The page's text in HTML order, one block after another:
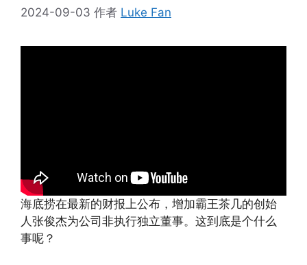
2024-09-03 作者 Luke Fan
海底捞在最新的财报上公布，增加霸王茶几的创始
人张俊杰为公司非执行独立董事。这到底是个什么
事呢？